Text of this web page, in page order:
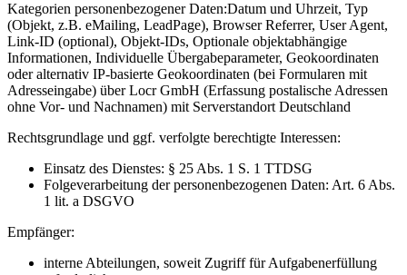
Kategorien personenbezogener Daten:Datum und Uhrzeit, Typ
(Objekt, z.B. eMailing, LeadPage), Browser Referrer, User Agent,
Link-ID (optional), Objekt-IDs, Optionale objektabhängige
Informationen, Individuelle Übergabeparameter, Geokoordinaten
oder alternativ IP-basierte Geokoordinaten (bei Formularen mit
Adresseingabe) über Locr GmbH (Erfassung postalische Adressen
ohne Vor- und Nachnamen) mit Serverstandort Deutschland
Rechtsgrundlage und ggf. verfolgte berechtigte Interessen:
Einsatz des Dienstes: § 25 Abs. 1 S. 1 TTDSG
Folgeverarbeitung der personenbezogenen Daten: Art. 6 Abs.
1 lit. a DSGVO
Empfänger:
interne Abteilungen, soweit Zugriff für Aufgabenerfüllung